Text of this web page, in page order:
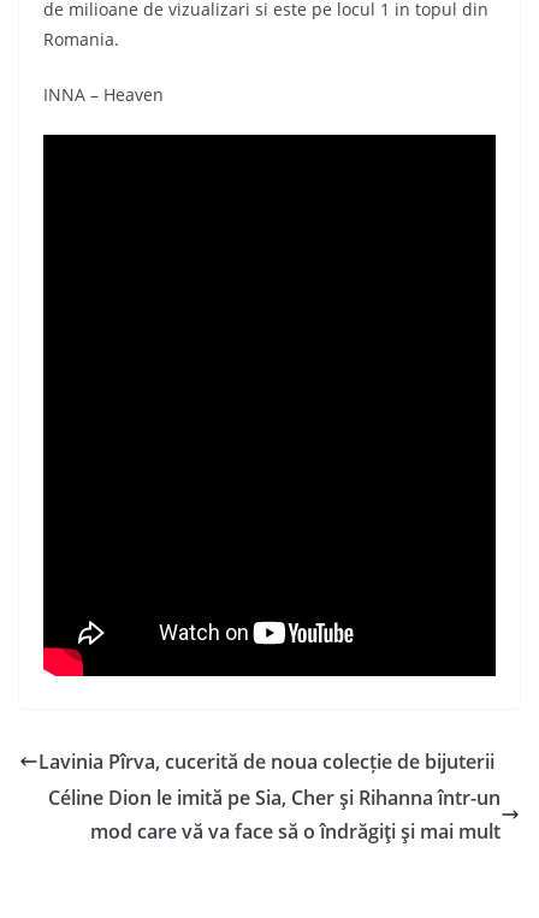
de milioane de vizualizari si este pe locul 1 in topul din
Romania.
INNA – Heaven
Lavinia Pîrva, cucerită de noua colecție de bijuterii
Céline Dion le imită pe Sia, Cher şi Rihanna într-un
mod care vă va face să o îndrăgiţi şi mai mult